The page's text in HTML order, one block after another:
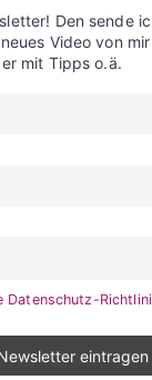
Den sende
Video von
mit Tipps o.ä.
Datenschutz-